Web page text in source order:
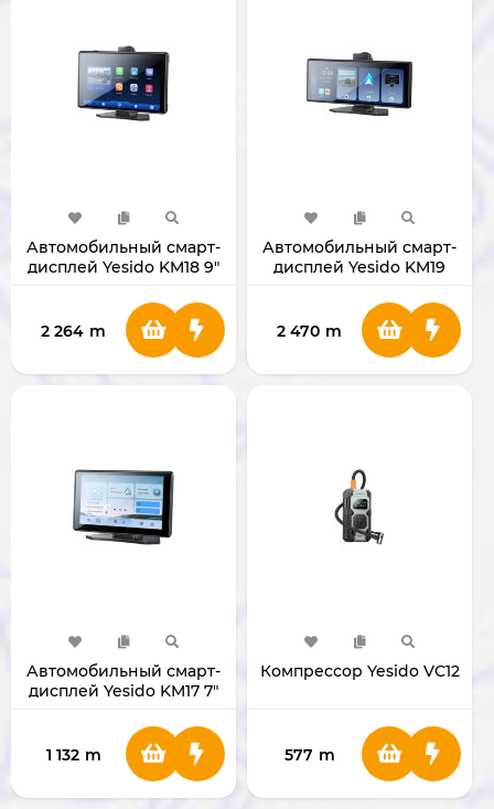
Автомобильный смарт-
дисплей Yesido KM18 9"
2 264 m
Автомобильный смарт-
дисплей Yesido KM19
2 470 m
Автомобильный смарт-
дисплей Yesido KM17 7"
1 132 m
Компрессор Yesido VC12
577 m